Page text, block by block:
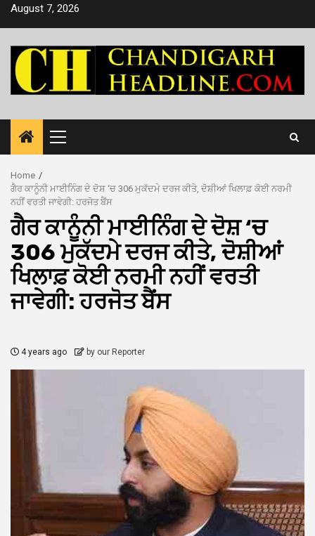
SkipAugust 7, 2026
Primary
Menu
Home
ਗੈਰ ਕਾਨੂੰਨੀ ਮਾਈਨਿੰਗ ਦੇ ਦੋਸ਼ ‘ਚ 306 ਮੁਕੱਦਮੇ ਦਰਜ ਕੀਤੇ, ਦੋਸ਼ੀਆਂ ਖਿਲਾਫ਼ ਕੋਈ ਨਰਮੀ
ਨਹੀਂ ਵਰਤੀ ਜਾਵੇਗੀ: ਹਰਜੋਤ ਬੈਂਸ
ਗੈਰ ਕਾਨੂੰਨੀ ਮਾਈਨਿੰਗ ਦੇ ਦੋਸ਼ ‘ਚ
306 ਮੁਕੱਦਮੇ ਦਰਜ ਕੀਤੇ, ਦੋਸ਼ੀਆਂ
ਖਿਲਾਫ਼ ਕੋਈ ਨਰਮੀ ਨਹੀਂ ਵਰਤੀ
ਜਾਵੇਗੀ: ਹਰਜੋਤ ਬੈਂਸ
4 years ago by our Reporter